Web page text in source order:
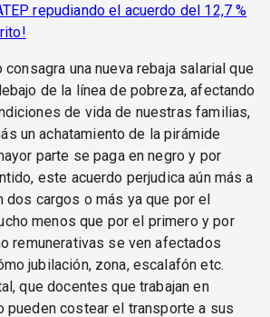
repudiando el acuerdo del 12,7 %
consagra una nueva rebaja salarial que
de la línea de pobreza, afectando
de vida de nuestras familias,
un achatamiento de la pirámide
parte se paga en negro y por
este acuerdo perjudica aún más a
dos cargos o más ya que por el
menos que por el primero y por
remunerativas se ven afectados
jubilación, zona, escalafón etc.
que docentes que trabajan en
pueden costear el transporte a sus